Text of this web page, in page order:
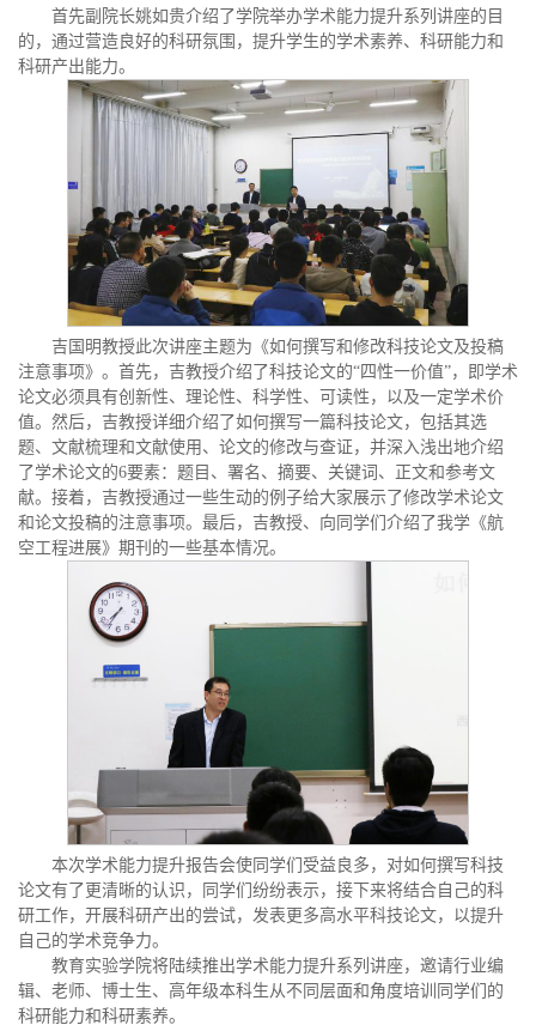
首先副院长姚如贵介绍了学院举办学术能力提升系列讲座的目
的，通过营造良好的科研氛围，提升学生的学术素养、科研能力和
科研产出能力。
吉国明教授此次讲座主题为《如何撰写和修改科技论文及投稿
注意事项》。首先，吉教授介绍了科技论文的“四性一价值”，即学术
论文必须具有创新性、理论性、科学性、可读性，以及一定学术价
值。然后，吉教授详细介绍了如何撰写一篇科技论文，包括其选
题、文献梳理和文献使用、论文的修改与查证，并深入浅出地介绍
了学术论文的6要素：题目、署名、摘要、关键词、正文和参考文
献。接着，吉教授通过一些生动的例子给大家展示了修改学术论文
和论文投稿的注意事项。最后，吉教授、向同学们介绍了我学《航
空工程进展》期刊的一些基本情况。
本次学术能力提升报告会使同学们受益良多，对如何撰写科技
论文有了更清晰的认识，同学们纷纷表示，接下来将结合自己的科
研工作，开展科研产出的尝试，发表更多高水平科技论文，以提升
自己的学术竞争力。
教育实验学院将陆续推出学术能力提升系列讲座，邀请行业编
辑、老师、博士生、高年级本科生从不同层面和角度培训同学们的
科研能力和科研素养。